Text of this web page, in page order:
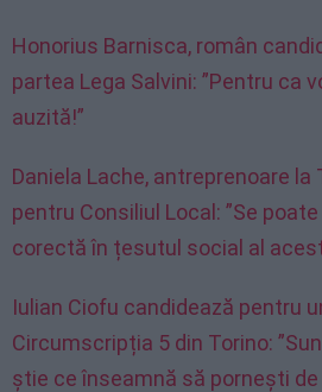
Honorius Barnisca, român
partea Lega Salvini: ”Pentru ca
auzită!”
Daniela Lache, antreprenoare la
pentru Consiliul Local: ”Se
corectă în țesutul social al
Iulian Ciofu candidează pentru
Circumscripția 5 din Torino:
știe ce înseamnă să pornești de